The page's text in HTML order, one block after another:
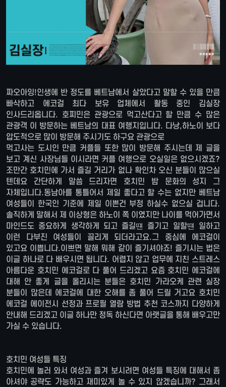
짜오아잉!인생에 반 정도를 베트남에서 살았다고 말할 수 있을 만큼
빠삭하고 에코걸 최다 보유 업체에서 활동 중인 김실장
인사드리옵니다. 호찌민은 관광으로 먹고산다고 할 만큼 수 많은
관광객 이 방문하는 베트남의 대표 여행지입니다. 다낭,하노이 보다
압도적으로 많이 방문해 주시기도 하구요 관광으로
먹고사는 도시인 만큼 커플들 또한 많이 방문해 주시는데 제 글을
보고 계신 사장님들 이시라면 커플 여행으로 오실일은 없으시겠죠?
조만간 호치민에 가서 즐길 거리가 없나 확인차 오신 분들이 많으실
텐데요 간단하게 말씀 드리자면 호치민 밤 문화의 성지 그
자체입니다.동남아를 통틀어서 제일 좋다고 할 수는 없지만 베트남
여성들이 한국인 기준에 제일 이쁜건 부정 하실수 없으실 겁니다.
솔직하게 말해서 제 이상형은 하노이 쪽 이였지만 나이를 먹어가면서
마인드도 중요하게 생각하게 되고 즐길떈 즐기고 일할떈 일하고
이런 다부진 여성들이 끌리게 되더라고요.그 중심에 에코걸이
있고요 이쁩니다.이쁘면 말해 뭐해 같이 즐기셔야죠! 즐기시는 법은
이글 하나로 다 배우시면 됩니다. 어렵지 않고 업무에 지친 스트레스
아름다운 호치민 에코걸로 다 풀어 드리겠고 요즘 호치민 에코걸에
대해 안 좋게 글을 올리시는 분들은 호치민 가라오케 관련 실장
분들이 많은데 에코걸에 대한 오해를 좀 풀어 드릴 거고요 호치민
에코걸 에이전시 선정과 프로필 열람 방법 추천 코스까지 다양하게
안내해 드리겠고 이글 하나만 정독 하신다면 아랫글을 통해 배우고만
가실 수 있습니다.
호치민 여성들 특징
호치민에 놀러 와서 여성과 즐겨 보시려면 여성들 특징에 대해서 좀
아셔야 공략도 가능하고 재미있게 놀 수 있지 않겠습니까? 그래서